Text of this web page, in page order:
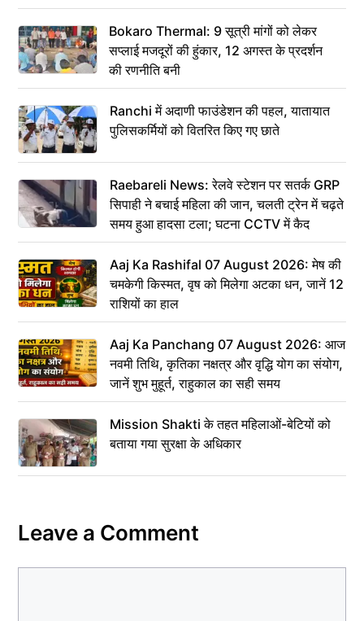
Bokaro Thermal: 9 सूत्री मांगों को लेकर
सप्लाई मजदूरों की हुंकार, 12 अगस्त के प्रदर्शन
की रणनीति बनी
Ranchi में अदाणी फाउंडेशन की पहल, यातायात
पुलिसकर्मियों को वितरित किए गए छाते
Raebareli News: रेलवे स्टेशन पर सतर्क GRP
सिपाही ने बचाई महिला की जान, चलती ट्रेन में चढ़ते
समय हुआ हादसा टला; घटना CCTV में कैद
Aaj Ka Rashifal 07 August 2026: मेष की
चमकेगी किस्मत, वृष को मिलेगा अटका धन, जानें 12
राशियों का हाल
Aaj Ka Panchang 07 August 2026: आज
नवमी तिथि, कृतिका नक्षत्र और वृद्धि योग का संयोग,
जानें शुभ मुहूर्त, राहुकाल का सही समय
Mission Shakti के तहत महिलाओं-बेटियों को
बताया गया सुरक्षा के अधिकार
Leave a Comment